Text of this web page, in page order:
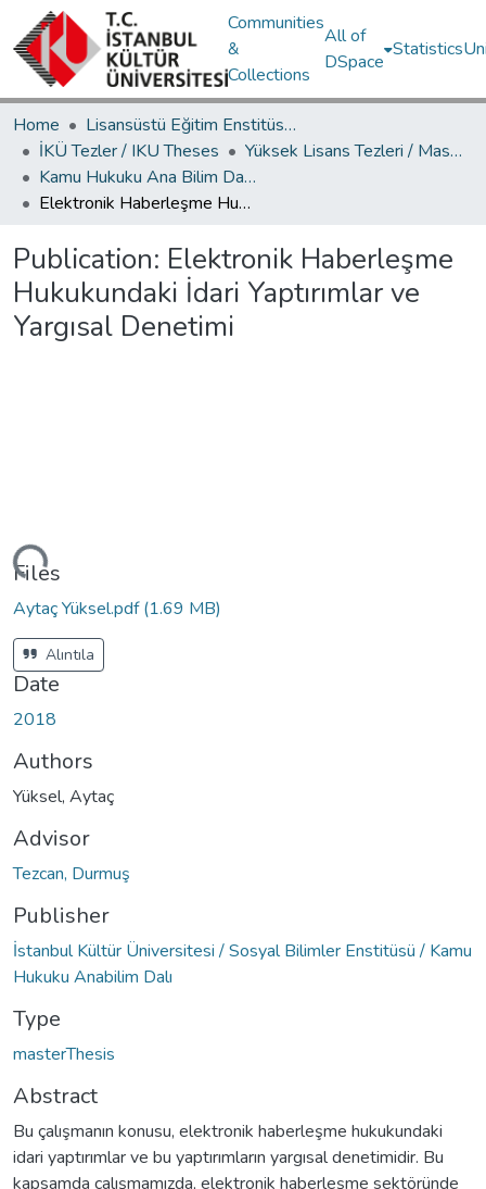
Communities
&
Collections
All of
DSpace
Statistics
Home
Lisansüstü Eğitim Enstitüsü / Postgraduate Education Institute
İKÜ Tezler / IKU Theses
Yüksek Lisans Tezleri / Master's Theses
Kamu Hukuku Ana Bilim Dalı / Department of Public Law
Elektronik Haberleşme Hukukundaki İdari Yaptırımlar ve Yargısal Denetimi
Publication: Elektronik Haberleşme
Hukukundaki İdari Yaptırımlar ve
Yargısal Denetimi
Files
Aytaç Yüksel.pdf(1.69 MB)
Alıntıla
Date
2018
Authors
Yüksel, Aytaç
Advisor
Tezcan, Durmuş
Publisher
İstanbul Kültür Üniversitesi / Sosyal Bilimler Enstitüsü / Kamu
Hukuku Anabilim Dalı
Type
masterThesis
Abstract
Bu çalışmanın konusu, elektronik haberleşme hukukundaki
idari yaptırımlar ve bu yaptırımların yargısal denetimidir. Bu
kapsamda çalışmamızda, elektronik haberleşme sektöründe